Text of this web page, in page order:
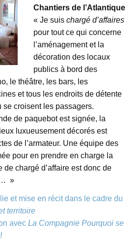
Chantiers de l’Atlantique
« Je suis chargé d’affaires
pour tout ce qui concerne
l’aménagement et la
décoration des locaux
publics à bord des
le théâtre, les bars, les
et tous les endroits de détente
se croisent les passagers.
de paquebot est signée, la
luxueusement décorés est
de l’armateur. Une équipe des
pour en prendre en charge la
de chargé d’affaire est donc de
»
et mise en récit dans le cadre du
territoire
avec La Compagnie Pourquoi se